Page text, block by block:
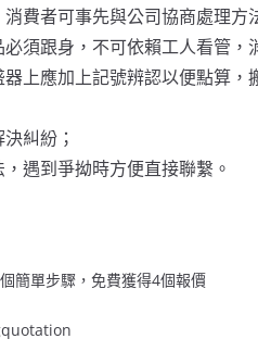
費者可事先與公司協商處理
須跟身，不可依賴工人看管
上應加上記號辨認以便點算
糾紛；
遇到爭拗時方便直接聯繫。
簡單步驟，免費獲得4個報價